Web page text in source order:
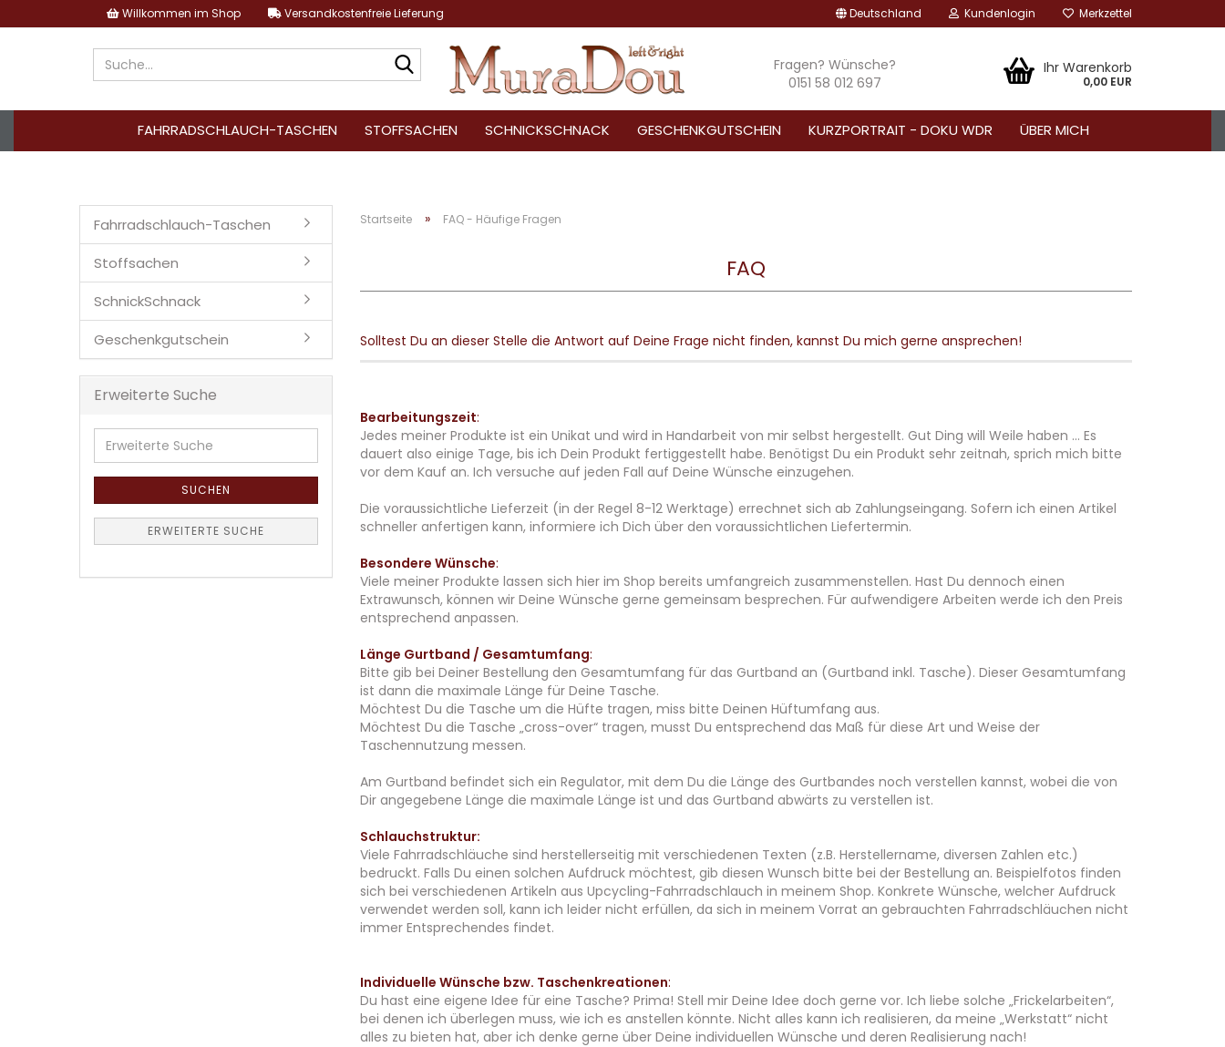
Willkommen im Shop Versandkostenfreie Lieferung Deutschland Kundenlogin Merkzettel
Suche...
Fragen? Wünsche?
0151 58 012 697
Ihr Warenkorb
0,00 EUR
FAHRRADSCHLAUCH-TASCHEN STOFFSACHEN SCHNICKSCHNACK GESCHENKGUTSCHEIN KURZPORTRAIT - DOKU WDR ÜBER MICH
Startseite » FAQ - Häufige Fragen
FAQ
Solltest Du an dieser Stelle die Antwort auf Deine Frage nicht finden, kannst Du mich gerne ansprechen!
Bearbeitungszeit:
Jedes meiner Produkte ist ein Unikat und wird in Handarbeit von mir selbst hergestellt. Gut Ding will Weile haben … Es
dauert also einige Tage, bis ich Dein Produkt fertiggestellt habe. Benötigst Du ein Produkt sehr zeitnah, sprich mich bitte
vor dem Kauf an. Ich versuche auf jeden Fall auf Deine Wünsche einzugehen.
Die voraussichtliche Lieferzeit (in der Regel 8-12 Werktage) errechnet sich ab Zahlungseingang. Sofern ich einen Artikel
schneller anfertigen kann, informiere ich Dich über den voraussichtlichen Liefertermin.
Besondere Wünsche:
Viele meiner Produkte lassen sich hier im Shop bereits umfangreich zusammenstellen. Hast Du dennoch einen
Extrawunsch, können wir Deine Wünsche gerne gemeinsam besprechen. Für aufwendigere Arbeiten werde ich den Preis
entsprechend anpassen.
Länge Gurtband / Gesamtumfang:
Bitte gib bei Deiner Bestellung den Gesamtumfang für das Gurtband an (Gurtband inkl. Tasche). Dieser Gesamtumfang
ist dann die maximale Länge für Deine Tasche.
Möchtest Du die Tasche um die Hüfte tragen, miss bitte Deinen Hüftumfang aus.
Möchtest Du die Tasche „cross-over“ tragen, musst Du entsprechend das Maß für diese Art und Weise der
Taschennutzung messen.
Am Gurtband befindet sich ein Regulator, mit dem Du die Länge des Gurtbandes noch verstellen kannst, wobei die von
Dir angegebene Länge die maximale Länge ist und das Gurtband abwärts zu verstellen ist.
Schlauchstruktur:
Viele Fahrradschläuche sind herstellerseitig mit verschiedenen Texten (z.B. Herstellername, diversen Zahlen etc.)
bedruckt. Falls Du einen solchen Aufdruck möchtest, gib diesen Wunsch bitte bei der Bestellung an. Beispielfotos finden
sich bei verschiedenen Artikeln aus Upcycling-Fahrradschlauch in meinem Shop. Konkrete Wünsche, welcher Aufdruck
verwendet werden soll, kann ich leider nicht erfüllen, da sich in meinem Vorrat an gebrauchten Fahrradschläuchen nicht
immer Entsprechendes findet.
Individuelle Wünsche bzw. Taschenkreationen:
Du hast eine eigene Idee für eine Tasche? Prima! Stell mir Deine Idee doch gerne vor. Ich liebe solche „Frickelarbeiten“,
bei denen ich überlegen muss, wie ich es anstellen könnte. Nicht alles kann ich realisieren, da meine „Werkstatt“ nicht
alles zu bieten hat, aber ich denke gerne über Deine individuellen Wünsche und deren Realisierung nach!
Fahrradschlauch-Taschen
Stoffsachen
SchnickSchnack
Geschenkgutschein
Erweiterte Suche
Erweiterte
Suche
SUCHEN
ERWEITERTE SUCHE